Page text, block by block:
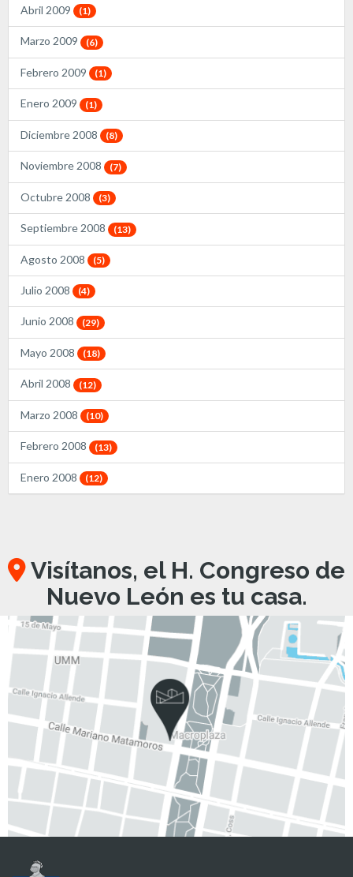
Abril 2009 (1)
Marzo 2009 (6)
Febrero 2009 (1)
Enero 2009 (1)
Diciembre 2008 (8)
Noviembre 2008 (7)
Octubre 2008 (3)
Septiembre 2008 (13)
Agosto 2008 (5)
Julio 2008 (4)
Junio 2008 (29)
Mayo 2008 (18)
Abril 2008 (12)
Marzo 2008 (10)
Febrero 2008 (13)
Enero 2008 (12)
Visítanos, el H. Congreso de
Nuevo León es tu casa.